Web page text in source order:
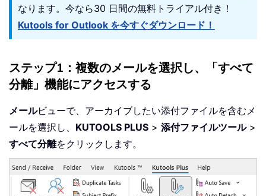
なります。今なら30 日間の無料トライアル付き！
Kutools for Outlook を今すぐダウンロード！
ステップ1：複数のメールを選択し、「すべて
分離」機能にアクセスする
メールビューで、アーカイブしたい添付ファイルを含むメ
ールを選択し、 KUTOOLS PLUS > 添付ファイルツール>
すべて分離をクリックします。